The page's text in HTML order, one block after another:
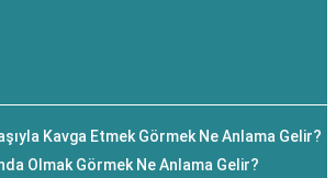
Kavga Etmek Görmek Ne Anlama Gelir?
Olmak Görmek Ne Anlama Gelir?